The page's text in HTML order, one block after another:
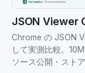
JSON Viewer
Chrome の JSON
して実測比較。
ソース公開・スト